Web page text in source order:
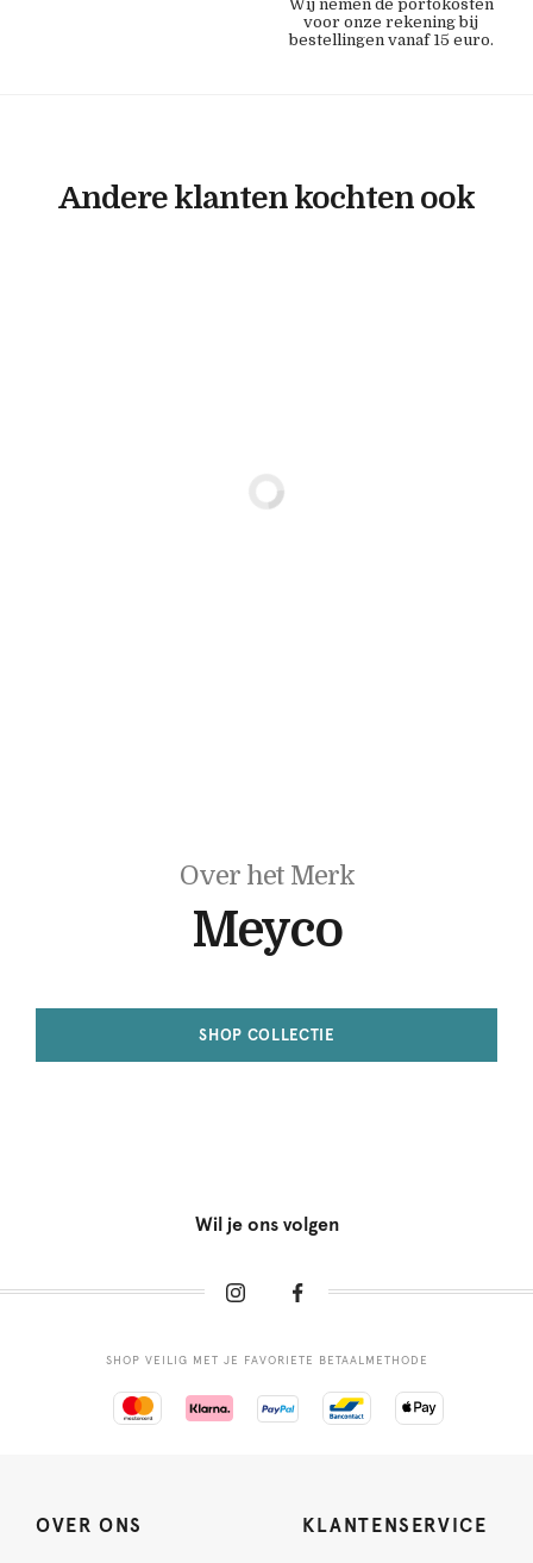
Wij nemen de portokosten
voor onze rekening bij
bestellingen vanaf 15 euro.
Andere klanten kochten ook
Over het Merk
Meyco
SHOP COLLECTIE
Wil je ons volgen
SHOP VEILIG MET JE FAVORIETE BETAALMETHODE
OVER ONS KLANTENSERVICE